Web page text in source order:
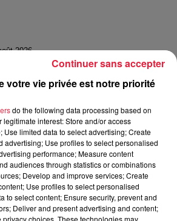
2026
Hoerdt, de l’eau brune sort des
2026
antisémites à Strasbourg :
Trautmann réagit
votre vie privée est notre priorité
do the following data processing based on
legitimate interest: Store and/or access
Use limited data to select advertising; Create
advertising; Use profiles to select personalised
performance; Measure content
audiences through statistics or combinations
Develop and improve services; Create
Use profiles to select personalised
to select content; Ensure security, prevent and
Deliver and present advertising and content;
choices. These technologies may
Continuer sans accepter